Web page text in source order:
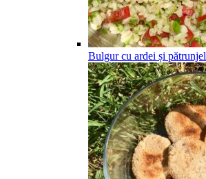
Bulgur cu ardei și pătrunjel